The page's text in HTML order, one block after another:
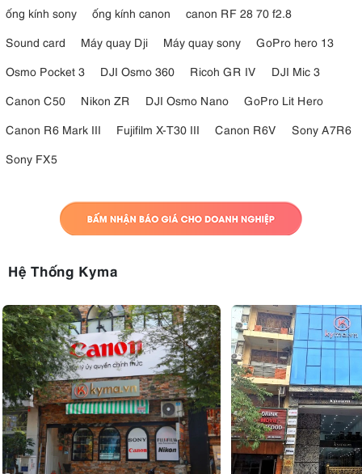
ống kính sony
ống kính canon
canon RF 28 70 f2.8
Sound card
Máy quay Dji Máy quay sony
GoPro hero 13
Osmo Pocket 3
DJI Osmo 360 Ricoh GR IV
DJI Mic 3
Canon C50
Nikon ZR DJI Osmo Nano
GoPro Lit Hero
Canon R6 Mark III
Fujifilm X-T30 III Canon R6V
Sony A7R6
Sony FX5
Hệ Thống Kyma